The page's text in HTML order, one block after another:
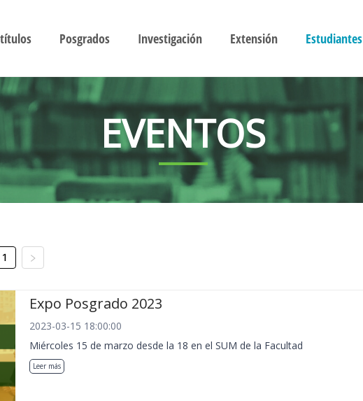
Posgrados Investigación Extensión Estudiantes
EVENTOS
1
Expo Posgrado 2023
2023-03-15 18:00:00
Miércoles 15 de marzo desde la 18 en el SUM de la Facultad
Leer más